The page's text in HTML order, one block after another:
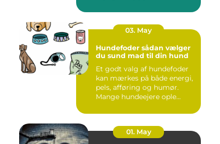
03. May
Hundefoder sådan vælger
du sund mad til din hund
Et godt valg af hundefoder
kan mærkes på både energi,
pels, afføring og humør.
Mange hundeejere ople...
01. May